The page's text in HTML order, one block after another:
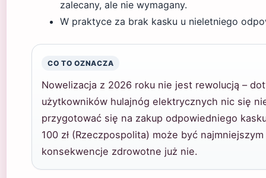
zalecany, ale nie wymagany.
W praktyce za brak kasku u nieletniego
CO TO OZNACZA
Nowelizacja z 2026 roku nie jest rewolucją –
użytkowników hulajnóg elektrycznych nic się
przygotować się na zakup odpowiedniego
100 zł (Rzeczpospolita) może być
konsekwencje zdrowotne już nie.